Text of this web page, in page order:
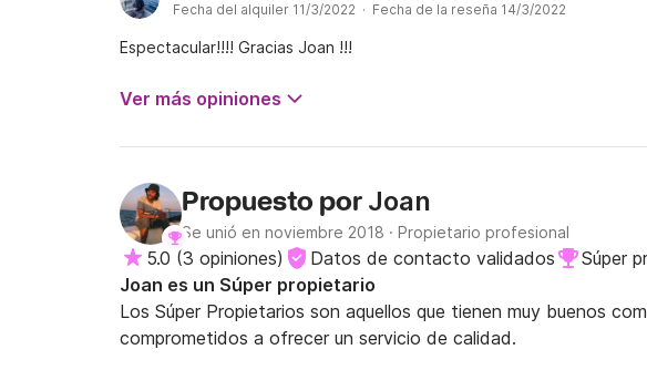
Fecha del alquiler 11/3/2022 · Fecha de la reseña 14/3/2022
Espectacular!!!! Gracias Joan !!!
Ver más opiniones
Propuesto por Joan
Se unió en noviembre 2018 · Propietario profesional
5.0 (3 opiniones) Datos de contacto validados
Súper
Joan es un Súper propietario
Los Súper Propietarios son aquellos que tienen muy buenos
comprometidos a ofrecer un servicio de calidad.